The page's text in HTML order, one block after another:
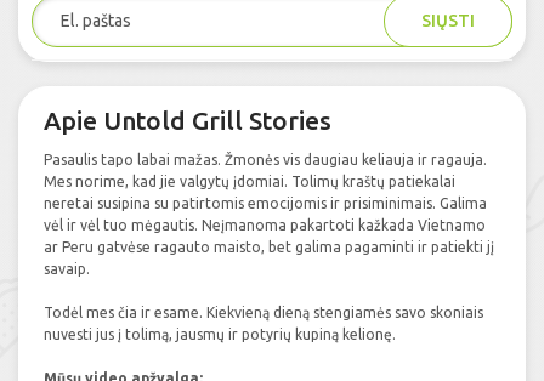
SIŲSTI
Apie Untold Grill Stories
Pasaulis tapo labai mažas. Žmonės vis daugiau keliauja ir ragauja.
Mes norime, kad jie valgytų įdomiai. Tolimų kraštų patiekalai
neretai susipina su patirtomis emocijomis ir prisiminimais. Galima
vėl ir vėl tuo mėgautis. Neįmanoma pakartoti kažkada Vietnamo
ar Peru gatvėse ragauto maisto, bet galima pagaminti ir patiekti jį
savaip.
Todėl mes čia ir esame. Kiekvieną dieną stengiamės savo skoniais
nuvesti jus į tolimą, jausmų ir potyrių kupiną kelionę.
Mūsų video apžvalga: